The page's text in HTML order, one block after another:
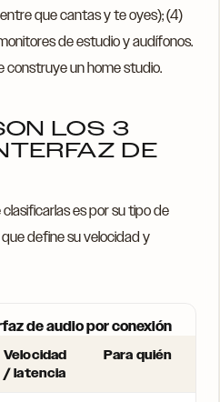
que cantas y te oyes); (4)
de estudio y audífonos.
construye un home studio.
LOS 3
DE
es por su tipo de
define su velocidad y
de audio por conexión
Velocidad
/ latencia
Para quién